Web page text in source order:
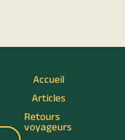
Accueil
Articles
Retours
voyageurs